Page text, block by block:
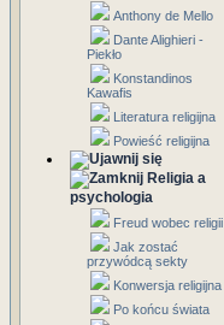
Anthony de Mello
Dante Alighieri -
Piekło
Konstandinos
Kawafis
Literatura religijna
Powieść religijna
Religia a
psychologia
Freud wobec religii
Jak zostać
przywódcą sekty
Konwersja religijna
Po końcu świata